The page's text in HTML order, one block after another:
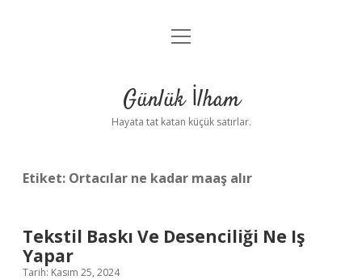
Anasayfa
Yasal Uyarı
menüyü
Günlük İlham
Hayata tat katan küçük satırlar.
Etiket: Ortacılar ne kadar maaş alır
Tekstil Baskı Ve Desenciliği Ne Iş
Yapar
Tarih: Kasım 25, 2024